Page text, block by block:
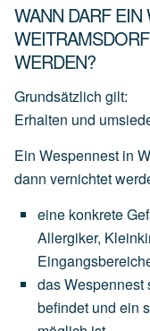
WANN DARF EIN
WERDEN?
Grundsätzlich gilt:
Erhalten und
Ein Wespennest in
dann vernichtet
eine konkrete
Allergiker,
dasWespennest
befindet und ein